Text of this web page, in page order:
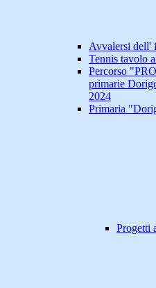
Avvalersi dell'
Tennis tavolo
Percorso
primarie
2024
Primaria
Progetti